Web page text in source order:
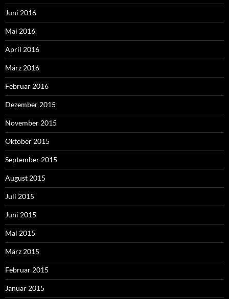
Juni 2016
Mai 2016
April 2016
März 2016
Februar 2016
Dezember 2015
November 2015
Oktober 2015
September 2015
August 2015
Juli 2015
Juni 2015
Mai 2015
März 2015
Februar 2015
Januar 2015